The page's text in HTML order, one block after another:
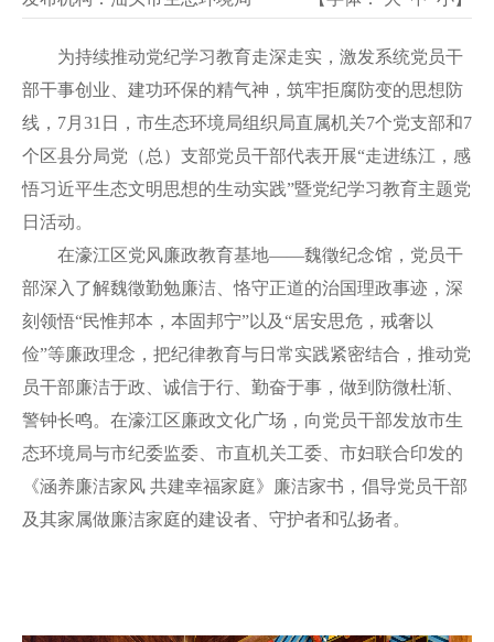
为持续推动党纪学习教育走深走实，激发系统党员干
部干事创业、建功环保的精气神，筑牢拒腐防变的思想防
线，7月31日，市生态环境局组织局直属机关7个党支部和7
个区县分局党（总）支部党员干部代表开展“走进练江，感
悟习近平生态文明思想的生动实践”暨党纪学习教育主题党
日活动。
在濠江区党风廉政教育基地——魏徵纪念馆，党员干
部深入了解魏徵勤勉廉洁、恪守正道的治国理政事迹，深
刻领悟“民惟邦本，本固邦宁”以及“居安思危，戒奢以
俭”等廉政理念，把纪律教育与日常实践紧密结合，推动党
员干部廉洁于政、诚信于行、勤奋于事，做到防微杜渐、
警钟长鸣。在濠江区廉政文化广场，向党员干部发放市生
态环境局与市纪委监委、市直机关工委、市妇联合印发的
《涵养廉洁家风 共建幸福家庭》廉洁家书，倡导党员干部
及其家属做廉洁家庭的建设者、守护者和弘扬者。